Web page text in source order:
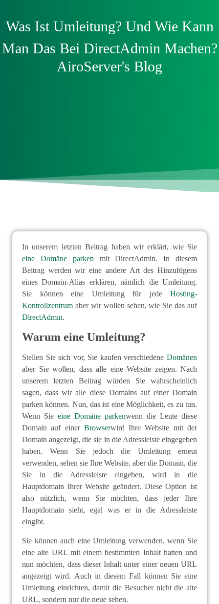
Was Ist Umleitung? Und Wie Kann
Man Das Bei DirectAdmin Machen?
AiroServer's Blog
In unserem letzten Beitrag haben wir erklärt, wie Sie
eine Domäne parken mit DirectAdmin. In diesem
Beitrag werden wir eine andere Art des Hinzufügens
eines Domain-Alias erklären, nämlich die Umleitung.
Sie können eine Umleitung für jede Hosting-
Kontrollzentrum aber wir wollen sehen, wie Sie das auf
DirectAdmin.
Warum eine Umleitung?
Stellen Sie sich vor, Sie kaufen verschiedene Domänen
aber Sie wollen, dass alle eine Website zeigen. Nach
unserem letzten Beitrag würden Sie wahrscheinlich
sagen, dass wir alle diese Domains auf einer Domain
parken können. Nun, das ist eine Möglichkeit, es zu tun.
Wenn Sie eine Domäne parkenwenn die Leute diese
Domain auf einer Browserwird Ihre Website mit der
Domain angezeigt, die sie in die Adressleiste eingegeben
haben. Wenn Sie jedoch die Umleitung erneut
verwenden, sehen sie Ihre Website, aber die Domain, die
Sie in die Adressleiste eingeben, wird in die
Hauptdomain Ihrer Website geändert. Diese Option ist
also nützlich, wenn Sie möchten, dass jeder Ihre
Hauptdomain sieht, egal was er in die Adressleiste
eingibt.
Sie können auch eine Umleitung verwenden, wenn Sie
eine alte URL mit einem bestimmten Inhalt hatten und
nun möchten, dass dieser Inhalt unter einer neuen URL
angezeigt wird. Auch in diesem Fall können Sie eine
Umleitung einrichten, damit die Besucher nicht die alte
URL, sondern nur die neue sehen.